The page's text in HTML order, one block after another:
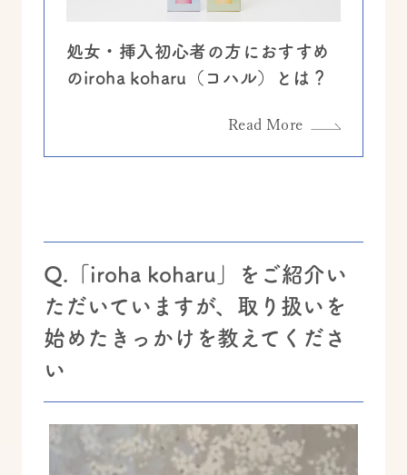
処女・挿入初心者の方におすすめ
のiroha koharu（コハル）とは？
Read More
Q.「iroha koharu」をご紹介い
ただいていますが、取り扱いを
始めたきっかけを教えてくださ
い